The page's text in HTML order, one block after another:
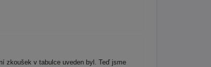
zkoušek v tabulce uveden byl. Teď jsme